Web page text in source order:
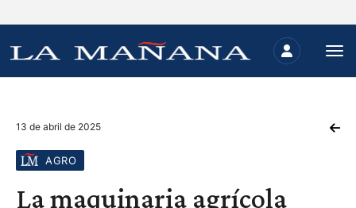
13 de abril de 2025
AGRO
La maquinaria agrícola